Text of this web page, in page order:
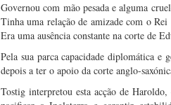
Governou com mão pesada e alguma
Tinha uma relação de amizade com o Rei
Era uma ausência constante na corte de
Pela sua parca capacidade diplomática
depois a ter o apoio da corte anglo-
Tostig interpretou esta acção de